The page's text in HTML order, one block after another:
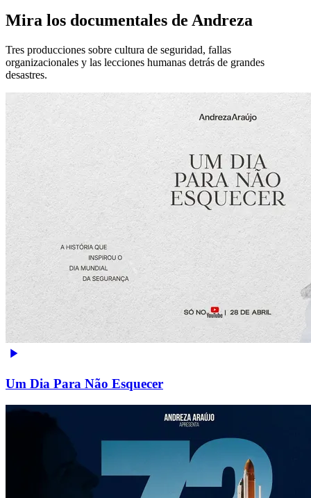
Mira los documentales de Andreza
Tres producciones sobre cultura de seguridad, fallas
organizacionales y las lecciones humanas detrás de grandes
desastres.
Um Dia Para Não Esquecer